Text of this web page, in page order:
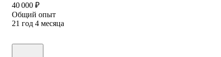
40 000 ₽
Общий опыт
21 год 4 месяца